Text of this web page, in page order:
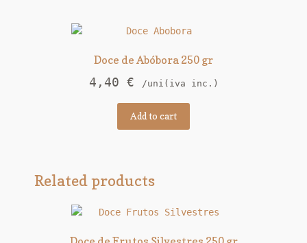
Doce de Abóbora 250 gr
4,40 € /uni(iva inc.)
Add to cart
Related products